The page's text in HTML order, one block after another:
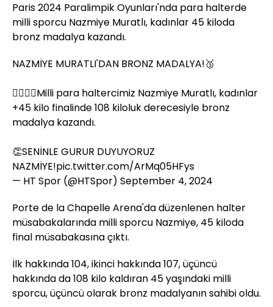
Paris 2024 Paralimpik Oyunları'nda para halterde
milli sporcu Nazmiye Muratlı, kadınlar 45 kiloda
bronz madalya kazandı.
NAZMİYE MURATLI'DAN BRONZ MADALYA!🥉
🏋️‍♀️🇹🇷Milli para haltercimiz Nazmiye Muratlı, kadınlar
+45 kilo finalinde 108 kiloluk derecesiyle bronz
madalya kazandı.
👏SENİNLE GURUR DUYUYORUZ
NAZMİYE!pic.twitter.com/ArMq05HFys
— HT Spor (@HTSpor) September 4, 2024
Porte de la Chapelle Arena'da düzenlenen halter
müsabakalarında milli sporcu Nazmiye, 45 kiloda
final müsabakasına çıktı.
İlk hakkında 104, ikinci hakkında 107, üçüncü
hakkında da 108 kilo kaldıran 45 yaşındaki milli
sporcu, üçüncü olarak bronz madalyanın sahibi oldu.